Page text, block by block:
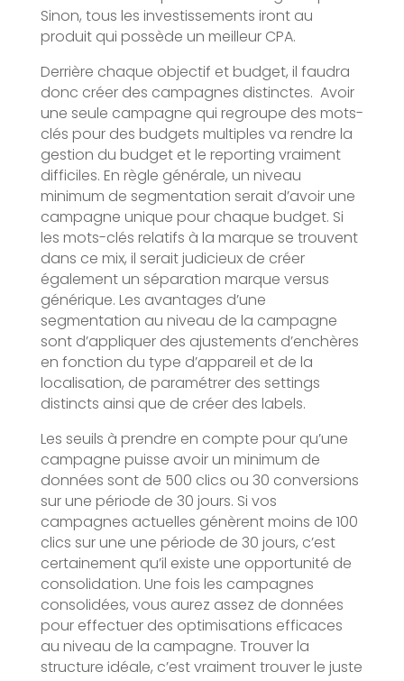
Sinon, tous les investissements iront au
produit qui possède un meilleur CPA.
Derrière chaque objectif et budget, il faudra
donc créer des campagnes distinctes. Avoir
une seule campagne qui regroupe des mots-
clés pour des budgets multiples va rendre la
gestion du budget et le reporting vraiment
difficiles. En règle générale, un niveau
minimum de segmentation serait d’avoir une
campagne unique pour chaque budget. Si
les mots-clés relatifs à la marque se trouvent
dans ce mix, il serait judicieux de créer
également un séparation marque versus
générique. Les avantages d’une
segmentation au niveau de la campagne
sont d’appliquer des ajustements d’enchères
en fonction du type d’appareil et de la
localisation, de paramétrer des settings
distincts ainsi que de créer des labels.
Les seuils à prendre en compte pour qu’une
campagne puisse avoir un minimum de
données sont de 500 clics ou 30 conversions
sur une période de 30 jours. Si vos
campagnes actuelles génèrent moins de 100
clics sur une une période de 30 jours, c’est
certainement qu’il existe une opportunité de
consolidation. Une fois les campagnes
consolidées, vous aurez assez de données
pour effectuer des optimisations efficaces
au niveau de la campagne. Trouver la
structure idéale, c’est vraiment trouver le juste